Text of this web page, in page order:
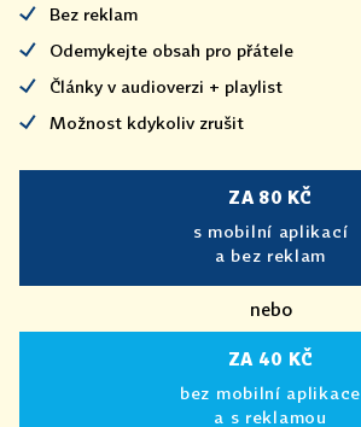
Bez reklam
Odemykejte obsah pro přátele
Články v audioverzi + playlist
Možnost kdykoliv zrušit
ZA 80 KČ
s mobilní aplikací
a bez reklam
nebo
ZA 40 KČ
bez mobilní aplikace
a s reklamou